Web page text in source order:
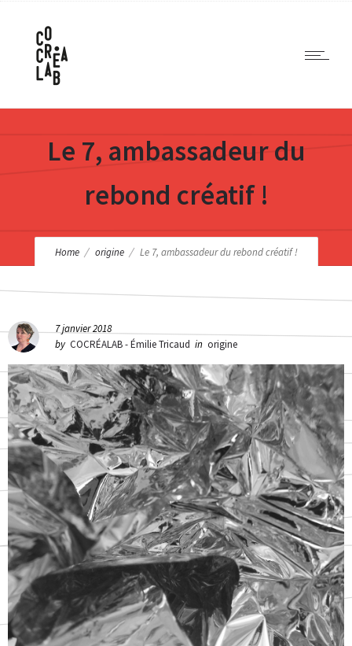
Le 7, ambassadeur du
rebond créatif !
Home origine Le 7, ambassadeur du rebond créatif !
7 janvier 2018
by COCRÉALAB - Émilie Tricaud in origine